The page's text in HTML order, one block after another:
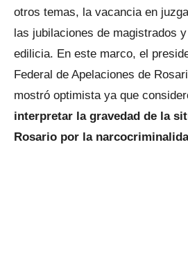
otros temas, la vacancia en
las jubilaciones de magistrados
edilicia. En este marco, el
Federal de Apelaciones de
mostró optimista ya que
interpretar la gravedad de la
Rosario por la